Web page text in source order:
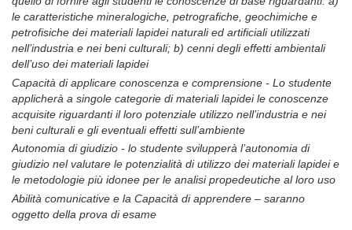
le caratteristiche mineralogiche, petrografiche, geochimiche e
petrofisiche dei materiali lapidei naturali ed artificiali utilizzati
nell’industria e nei beni culturali; b) cenni degli effetti ambientali
dell’uso dei materiali lapidei
Capacità di applicare conoscenza e comprensione - Lo studente
applicherà a singole categorie di materiali lapidei le conoscenze
acquisite riguardanti il loro potenziale utilizzo nell’industria e nei
beni culturali e gli eventuali effetti sull’ambiente
Autonomia di giudizio - lo studente svilupperà l’autonomia di
giudizio nel valutare le potenzialità di utilizzo dei materiali lapidei e
le metodologie più idonee per le analisi propedeutiche al loro uso
Abilità comunicative e la Capacità di apprendere – saranno
oggetto della prova di esame